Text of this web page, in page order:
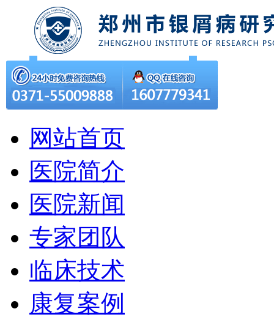
网站首页
医院简介
医院新闻
专家团队
临床技术
康复案例